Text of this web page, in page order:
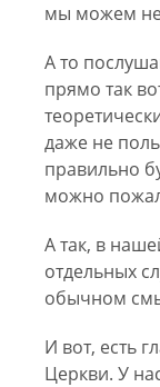
мы можем не
А то
прямо так
даже не
правильно
можно
А так, в
отдельных
обычном
И вот, есть
Церкви. У